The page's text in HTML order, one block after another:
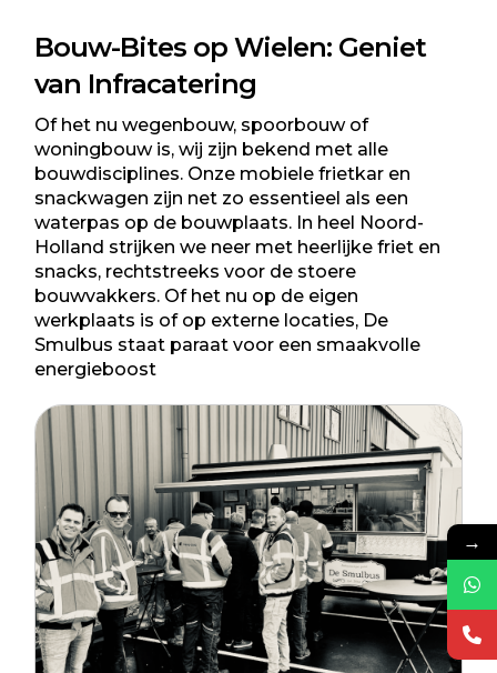
Bouw-Bites op Wielen: Geniet
van Infracatering
Of het nu wegenbouw, spoorbouw of
woningbouw is, wij zijn bekend met alle
bouwdisciplines. Onze mobiele frietkar en
snackwagen zijn net zo essentieel als een
waterpas op de bouwplaats. In heel Noord-
Holland strijken we neer met heerlijke friet en
snacks, rechtstreeks voor de stoere
bouwvakkers. Of het nu op de eigen
werkplaats is of op externe locaties, De
Smulbus staat paraat voor een smaakvolle
energieboost
→